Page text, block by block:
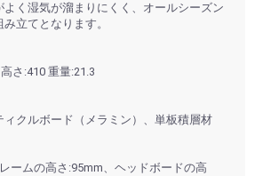
く湿気が溜まりにくく、オールシーズン
立てとなります。
さ:410 重量:21.3
ィクルボード（メラミン）、単板積層材
ームの高さ:95mm、ヘッドボードの高